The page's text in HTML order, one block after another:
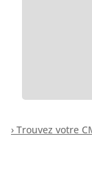
› Trouvez votre